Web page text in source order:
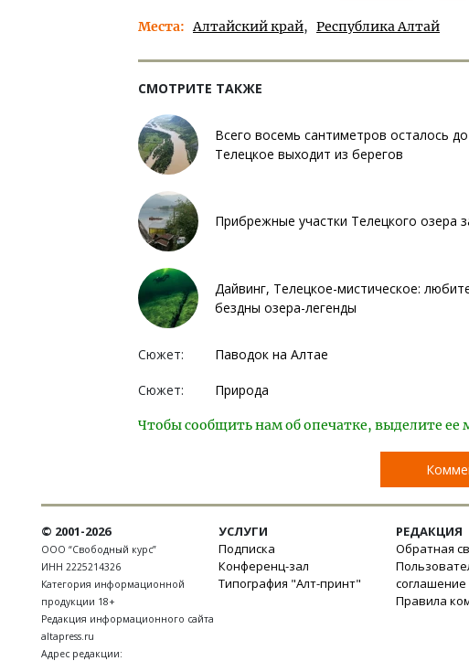
Места Алтайский край Республика Алтай
СМОТРИТЕ ТАКЖЕ
Всего восемь сантиметров осталось
Телецкое выходит из берегов
Прибрежные участки Телецкого озера
Дайвинг, Телецкое-мистическое:
бездны озера-легенды
Сюжет: Паводок на Алтае
Сюжет: Природа
Чтобы сообщить нам об опечатке, выделите
© 2001-2026
ООО “Свободный курс”
ИНН 2225214326
Категория информационной
продукции 18+
Редакция информационного сайта
altapress.ru
Адрес редакции:
УСЛУГИ
Подписка
Конференц-зал
Типография "Алт-принт"
РЕДАКЦИЯ
Обратная
соглашение
Правила